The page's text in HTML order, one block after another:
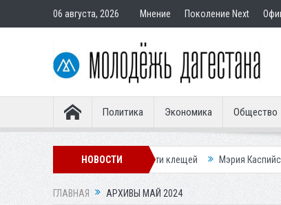
06 августа, 2026 Мнение Поколение Next
Политика Экономика Общество
НОВОСТИ
пике активности клещей Мэрия Каспийска назвала
ГЛАВНАЯ АРХИВЫ МАЙ 2024